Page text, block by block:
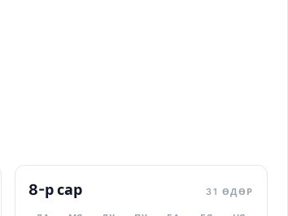
8-р сар 31 ӨДӨР